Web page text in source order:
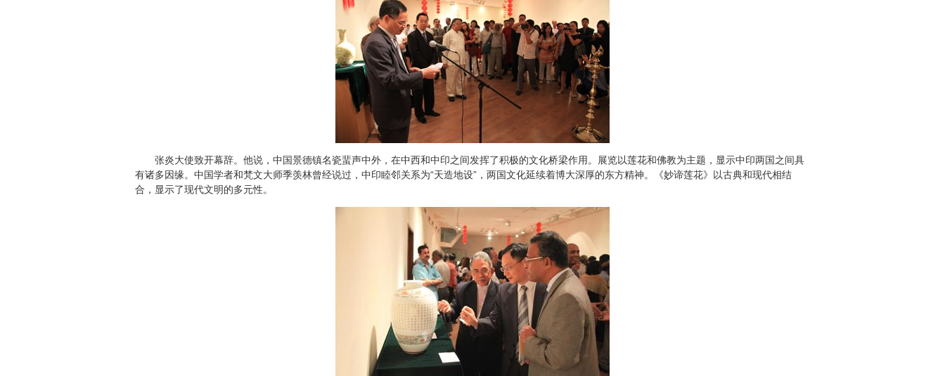
张炎大使致开幕辞。他说，中国景德镇名瓷蜚声中外，在中西和中印之间发挥了积极的文化桥梁作用。展览以莲花和佛教为主题，显示中印两国之间具
有诸多因缘。中国学者和梵文大师季羡林曾经说过，中印睦邻关系为“天造地设”，两国文化延续着博大深厚的东方精神。《妙谛莲花》以古典和现代相结
合，显示了现代文明的多元性。